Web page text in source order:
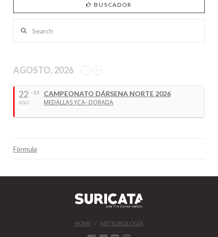
BUSCADOR
AGOSTO, 2026
22
AGO
- 23
CAMPEONATO DÁRSENA NORTE 2026
MEDALLAS YCA- DORADA
Fórmula
HOME METEOROLOGÍA